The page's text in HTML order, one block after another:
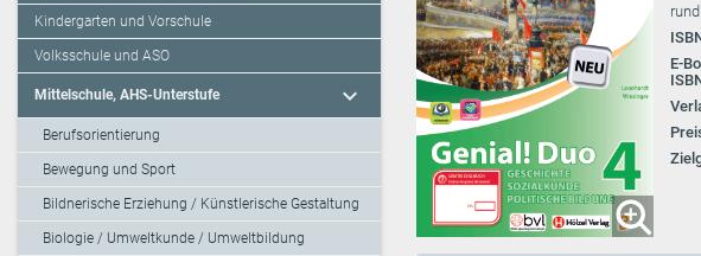
Kindergarten und Vorschule
Volksschule und ASO
Mittelschule, AHS-Unterstufe expand_more
Berufsorientierung
Bewegung und Sport
Bildnerische Erziehung / Künstlerische Gestaltung
Biologie / Umweltkunde / Umweltbildung
E-